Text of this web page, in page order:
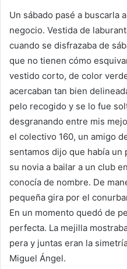
Un sábado pasé a buscarla
negocio. Vestida de
cuando se disfrazaba de
que no tienen cómo
vestido corto, de color
acercaban tan bien
pelo recogido y se lo fue
desgranando entre mis
el colectivo 160, un amigo
sentamos dijo que había un
su novia a bailar a un club
conocía de nombre. De
pequeña gira por el
En un momento quedó de
perfecta. La mejilla
pera y juntas eran la
Miguel Ángel.